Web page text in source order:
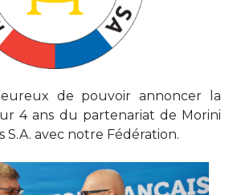
de pouvoir annoncer la
4 ans du partenariat de Morini
S.A. avec notre Fédération.